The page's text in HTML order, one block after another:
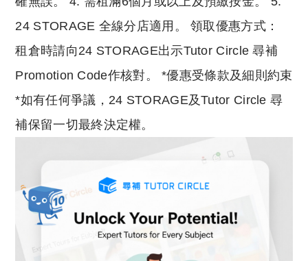
24 STORAGE 全線分店適用。 領取優惠方式：
租倉時請向24 STORAGE出示Tutor Circle 尋補
Promotion Code作核對。 *優惠受條款及細則約束
*如有任何爭議，24 STORAGE及Tutor Circle 尋
補保留一切最終決定權。